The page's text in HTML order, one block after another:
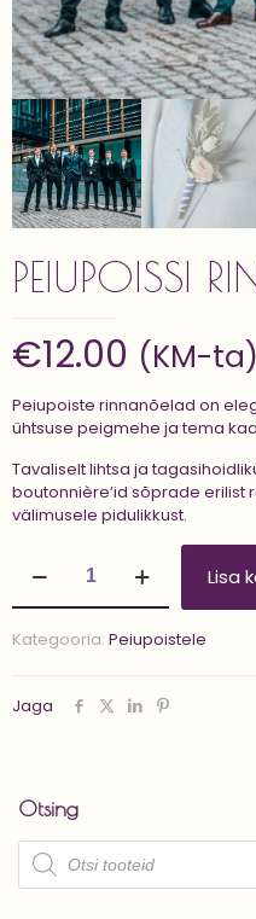
PEIUPOISSI
€12.00 (KM-ta)
Peiupoiste rinnanõelad on
ühtsuse peigmehe ja tema
Tavaliselt lihtsa ja
boutonnière’id sõprade erilist
välimusele pidulikkust.
RINNANÕEL
kogus
Lisa
Kategooria: Peiupoistele
Jaga
Otsing
Products
search